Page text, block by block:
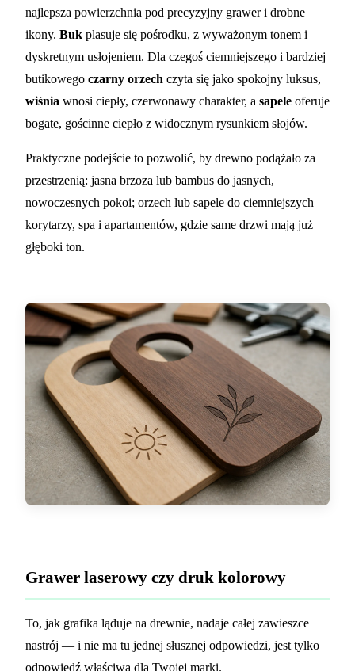
najlepsza powierzchnia pod precyzyjny grawer i drobne
ikony. Buk plasuje się pośrodku, z wyważonym tonem i
dyskretnym usłojeniem. Dla czegoś ciemniejszego i bardziej
butikowego czarny orzech czyta się jako spokojny luksus,
wiśnia wnosi ciepły, czerwonawy charakter, a sapele oferuje
bogate, gościnne ciepło z widocznym rysunkiem słojów.
Praktyczne podejście to pozwolić, by drewno podążało za
przestrzenią: jasna brzoza lub bambus do jasnych,
nowoczesnych pokoi; orzech lub sapele do ciemniejszych
korytarzy, spa i apartamentów, gdzie same drzwi mają już
głęboki ton.
Grawer laserowy czy druk kolorowy
To, jak grafika ląduje na drewnie, nadaje całej zawieszce
nastrój — i nie ma tu jednej słusznej odpowiedzi, jest tylko
odpowiedź właściwa dla Twojej marki.